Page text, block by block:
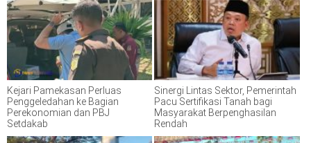
Kejari Pamekasan Perluas
Penggeledahan ke Bagian
Perekonomian dan PBJ
Setdakab
Sinergi Lintas Sektor, Pemerintah
Pacu Sertifikasi Tanah bagi
Masyarakat Berpenghasilan
Rendah